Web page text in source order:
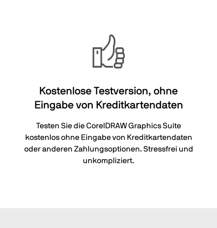
Kostenlose Testversion, ohne
Eingabe von Kreditkartendaten
Testen Sie die CorelDRAW Graphics Suite
kostenlos ohne Eingabe von Kreditkartendaten
oder anderen Zahlungsoptionen. Stressfrei und
unkompliziert.